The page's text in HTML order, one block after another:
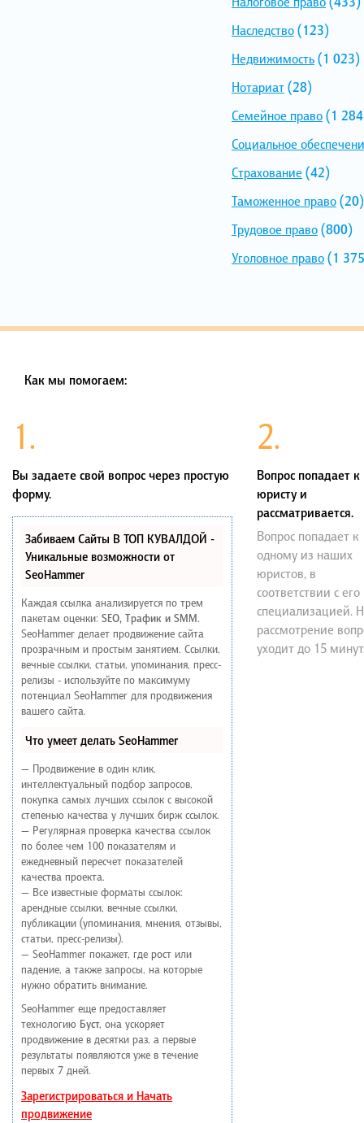
Наследство(123)
Недвижимость(1 023)
Нотариат(28)
Семейное право(1
Социальное
Страхование (42)
Таможенное право(20)
Трудовое право(800)
Уголовное право(1
Как мы помогаем:
1.
Вы задаете свой вопрос через простую
форму.
Забиваем Сайты В ТОП КУВАЛДОЙ -
Уникальные возможности от
SeoHammer
Каждая ссылка анализируется по трем
пакетам оценки: SEO, Трафик и SMM.
SeoHammer делает продвижение сайта
прозрачным и простым занятием. Ссылки,
вечные ссылки, статьи, упоминания, пресс-
релизы - используйте по максимуму
потенциал SeoHammer для продвижения
вашего сайта.
Что умеет делать SeoHammer
— Продвижение в один клик,
интеллектуальный подбор запросов,
покупка самых лучших ссылок с высокой
степенью качества у лучших бирж ссылок.
— Регулярная проверка качества ссылок
по более чем 100 показателям и
ежедневный пересчет показателей
качества проекта.
— Все известные форматы ссылок:
арендные ссылки, вечные ссылки,
публикации (упоминания, мнения, отзывы,
статьи, пресс-релизы).
— SeoHammer покажет, где рост или
падение, а также запросы, на которые
нужно обратить внимание.
SeoHammer еще предоставляет
технологию Буст, она ускоряет
продвижение в десятки раз, а первые
результаты появляются уже в течение
первых 7 дней.
Зарегистрироваться и Начать
продвижение
2.
Вопрос попадает к
юристу и
рассматривается.
Вопрос попадает к
одному из наших
юристов, в
соответствии с его
специализацией.
рассмотрение
уходит до 15